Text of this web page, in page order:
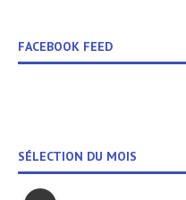
FACEBOOK FEED
SÉLECTION DU MOIS